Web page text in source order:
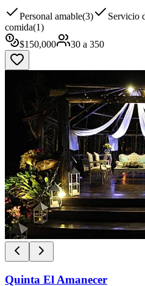
Personal amable(3) Servicio
comida(1)
$150,000 30 a 350
Quinta El Amanecer